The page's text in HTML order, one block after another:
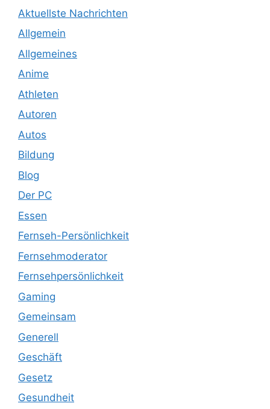
Aktuellste Nachrichten
Allgemein
Allgemeines
Anime
Athleten
Autoren
Autos
Bildung
Blog
Der PC
Essen
Fernseh-Persönlichkeit
Fernsehmoderator
Fernsehpersönlichkeit
Gaming
Gemeinsam
Generell
Geschäft
Gesetz
Gesundheit